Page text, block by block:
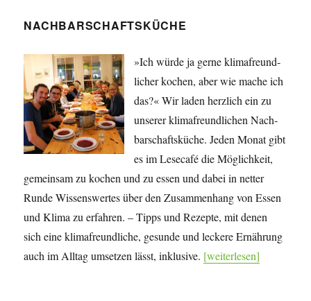
NACHBARSCHAFTSKÜCHE
»Ich würde ja gerne klima­freund­
licher kochen, aber wie mache ich
das?« Wir laden herzlich ein zu
unserer klima­freund­lichen Nach­
bar­schafts­küche. Jeden Monat gibt
es im Lesecafé die Mög­lich­keit,
gemeinsam zu kochen und zu essen und dabei in netter
Runde Wissens­wertes über den Zu­sam­men­hang von Essen
und Klima zu erfahren. – Tipps und Rezepte, mit denen
sich eine klima­freundliche, gesunde und leckere Ernährung
auch im Alltag umsetzen lässt, inklusive. [weiterlesen]